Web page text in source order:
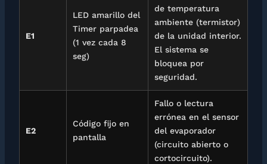
E1
LED amarillo del
Timer parpadea
(1 vez cada 8
seg)
de temperatura
ambiente (termistor)
de la unidad interior.
El sistema se
bloquea por
seguridad.
E2
Código fijo en
pantalla
Fallo o lectura
errónea en el sensor
del evaporador
(circuito abierto o
cortocircuito).